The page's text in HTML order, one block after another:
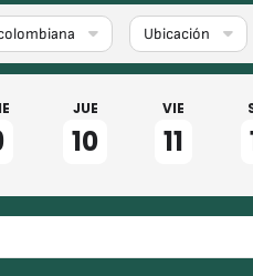
Ubicación
JUE
10
VIE
11